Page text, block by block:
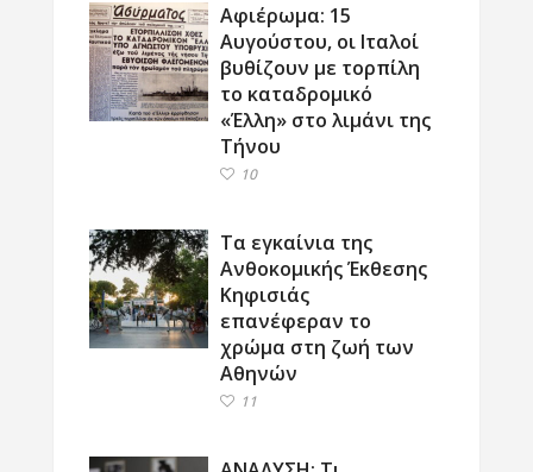
Αφιέρωμα: 15
Αυγούστου, οι Ιταλοί
βυθίζουν με τορπίλη
το καταδρομικό
«Έλλη» στο λιμάνι της
Τήνου
10
Τα εγκαίνια της
Ανθοκομικής Έκθεσης
Κηφισιάς
επανέφεραν το
χρώμα στη ζωή των
Αθηνών
11